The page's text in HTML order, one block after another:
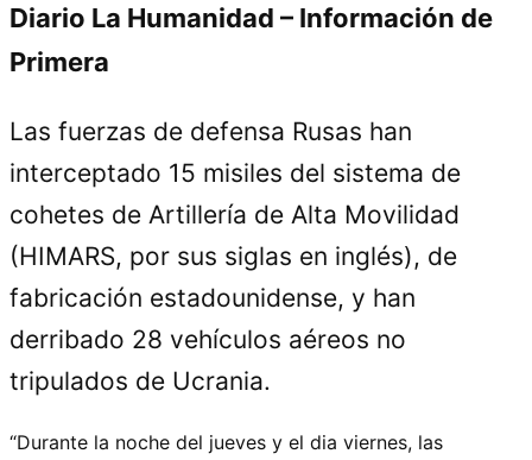
Diario La Humanidad – Información de
Primera
Las fuerzas de defensa Rusas han
interceptado 15 misiles del sistema de
cohetes de Artillería de Alta Movilidad
(HIMARS, por sus siglas en inglés), de
fabricación estadounidense, y han
derribado 28 vehículos aéreos no
tripulados de Ucrania.
“Durante la noche del jueves y el dia viernes, las